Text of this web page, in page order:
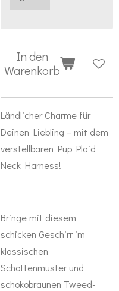
In den
Warenkorb
Ländlicher Charme für
Deinen Liebling – mit dem
verstellbaren Pup Plaid
Neck Harness!
Bringe mit diesem
schicken Geschirr im
klassischen
Schottenmuster und
schokobraunen Tweed-